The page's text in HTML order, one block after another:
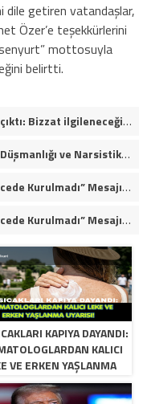
dile getiren vatandaşlar,
Özer’e teşekkürlerini
mottosuyla
belirtti.
Eren Kaşıkçı’nın kızına Acun Ilıcalı sahip çıktı: Bizzat ilgileneceğim
Modern Çağın Görünmez Salgını: Başarı Düşmanlığı ve Narsistik Yükseliş
İbrahim Murat Gündüz’ün “Nizam Bir Gecede Kurulmadı” Mesajı Sosyal Medyada Geniş Yankı Uyandırdı
İbrahim Murat Gündüz’ün “Nizam Bir Gecede Kurulmadı” Mesajı Neden Viral Oldu?
KAPIYA DAYANDI:
KALICI
VE ERKEN YAŞLANMA
UYARISI!